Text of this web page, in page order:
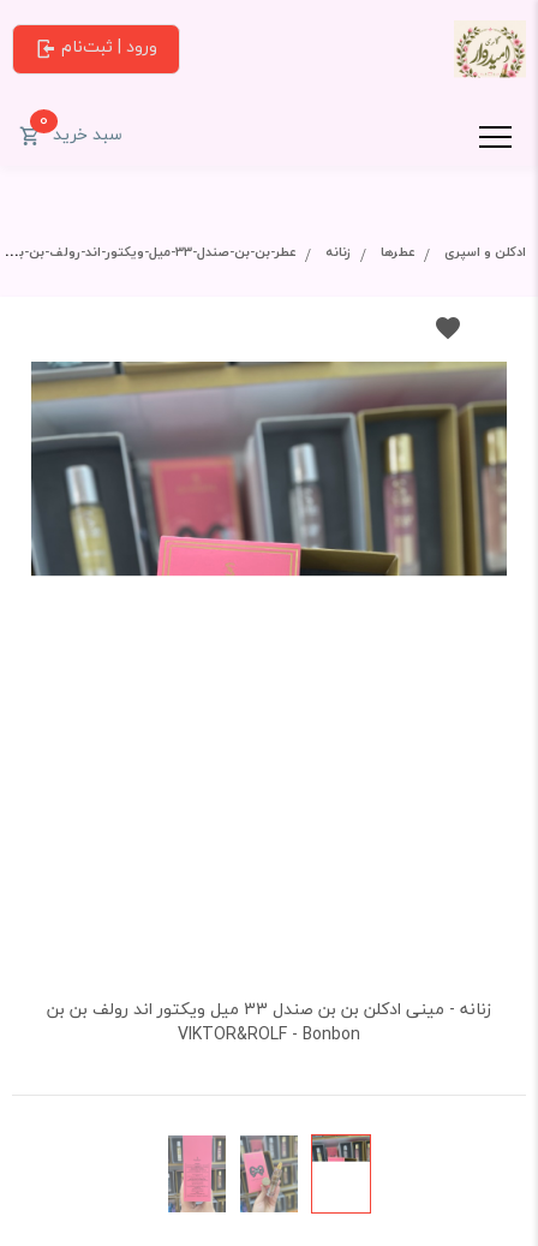
ورود | ثبت‌نام
سبد خرید0
ادکلن و اسپری عطرها زنانه عطر-بن-بن-صندل-۳۳-میل-ویکتور-اند-رولف-بن-بن-viktor&rolf---bonbon
زنانه - مینی ادکلن بن بن صندل 33 میل ویکتور اند رولف بن بن
VIKTOR&ROLF - Bonbon